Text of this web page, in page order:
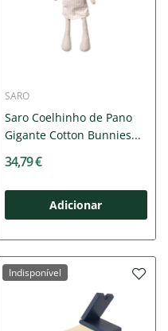
SARO
Saro Coelhinho de Pano
Gigante Cotton Bunnies...
34,79 €
Adicionar
Indisponível